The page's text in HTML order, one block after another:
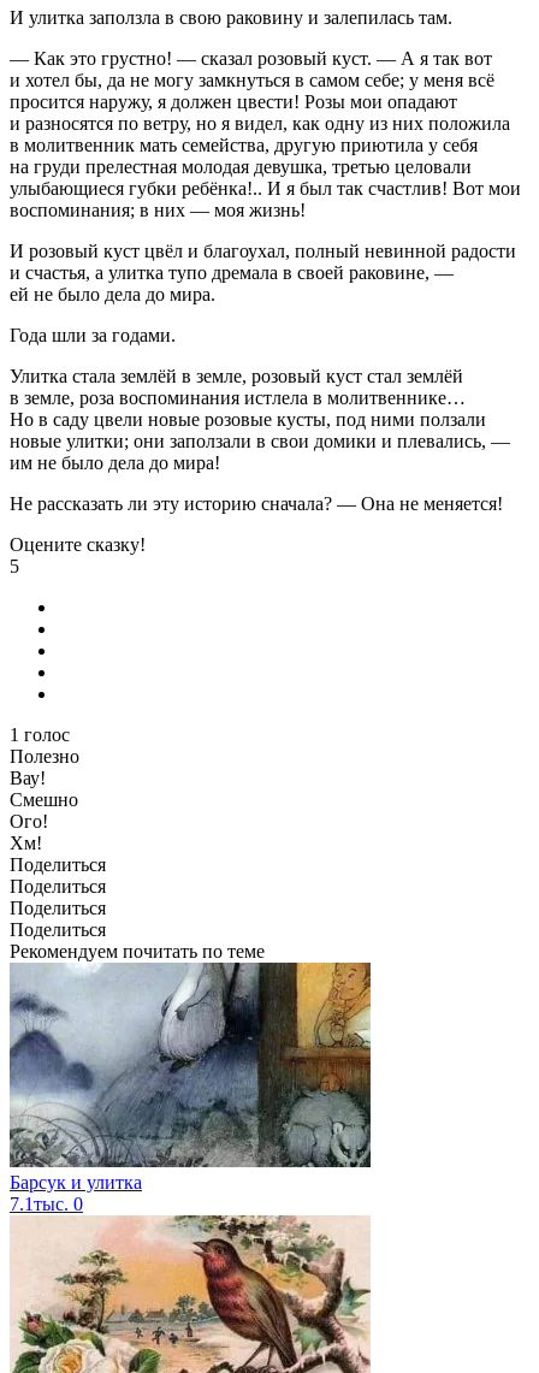
И улитка заползла в свою раковину и залепилась там.
— Как это грустно! — сказал розовый куст. — А я так вот
и хотел бы, да не могу замкнуться в самом себе; у меня всё
просится наружу, я должен цвести! Розы мои опадают
и разносятся по ветру, но я видел, как одну из них положила
в молитвенник мать семейства, другую приютила у себя
на груди прелестная молодая девушка, третью целовали
улыбающиеся губки ребёнка!.. И я был так счастлив! Вот мои
воспоминания; в них — моя жизнь!
И розовый куст цвёл и благоухал, полный невинной радости
и счастья, а улитка тупо дремала в своей раковине, —
ей не было дела до мира.
Года шли за годами.
Улитка стала землёй в земле, розовый куст стал землёй
в земле, роза воспоминания истлела в молитвеннике…
Но в саду цвели новые розовые кусты, под ними ползали
новые улитки; они заползали в свои домики и плевались, —
им не было дела до мира!
Не рассказать ли эту историю сначала? — Она не меняется!
Оцените сказку!
5
1 голос
Полезно
Вау!
Смешно
Ого!
Хм!
Поделиться
Поделиться
Поделиться
Поделиться
Рекомендуем почитать по теме
Барсук и улитка
7.1тыс. 0